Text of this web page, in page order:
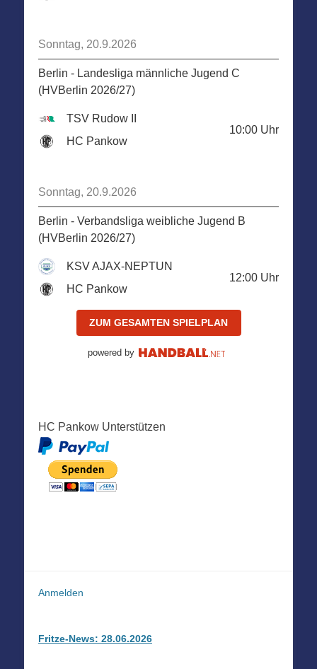
Sonntag, 20.9.2026
Berlin - Landesliga männliche Jugend C
(HVBerlin 2026/27)
TSV Rudow II
HC Pankow
10:00 Uhr
Sonntag, 20.9.2026
Berlin - Verbandsliga weibliche Jugend B
(HVBerlin 2026/27)
KSV AJAX-NEPTUN
HC Pankow
12:00 Uhr
ZUM GESAMTEN SPIELPLAN
powered by
HC Pankow Unterstützen
Anmelden
Fritze-News: 28.06.2026